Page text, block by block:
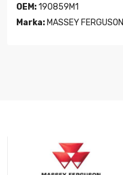
OEM:190859M1
Marka: MASSEY FERGUSON